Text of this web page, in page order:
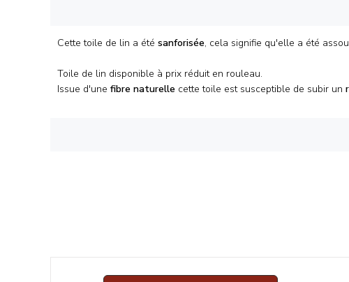
Cette toile de lin a été sanforisée, cela signifie qu'elle a été
Toile de lin disponible à prix réduit en rouleau.
Issue d'une fibre naturelle cette toile est susceptible de subir un